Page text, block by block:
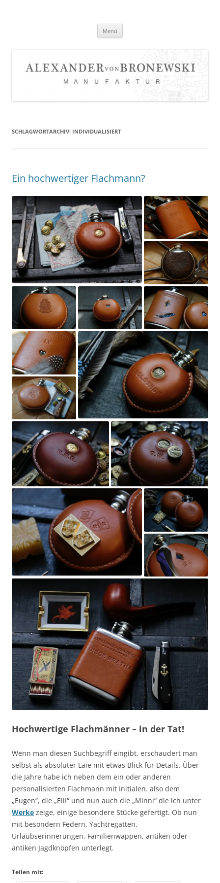
Menü
SCHLAGWORTARCHIV: INDIVIDUALISIERT
Ein hochwertiger Flachmann?
Hochwertige Flachmänner – in der Tat!
Wenn man diesen Suchbegriff eingibt, erschaudert man
selbst als absoluter Laie mit etwas Blick für Details. Über
die Jahre habe ich neben dem ein oder anderen
personalisierten Flachmann mit Initialen. also dem
„Eugen“, die „EllI“ und nun auch die „Minni“ die ich unter
Werke zeige, einige besondere Stücke gefertigt. Ob nun
mit besondern Federn, Yachtregatten,
Urlaubserinnerungen, Familienwappen, antiken oder
antiken Jagdknöpfen unterlegt.
Teilen mit: